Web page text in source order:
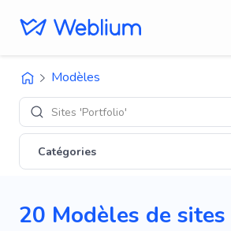
Modèles
Designs 'E-co
Catégories
20 Modèles de